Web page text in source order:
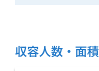
収容人数・面積